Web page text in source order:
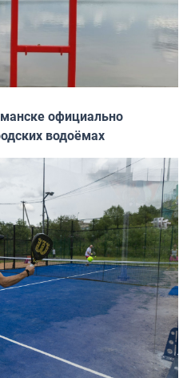
официально
водоёмах